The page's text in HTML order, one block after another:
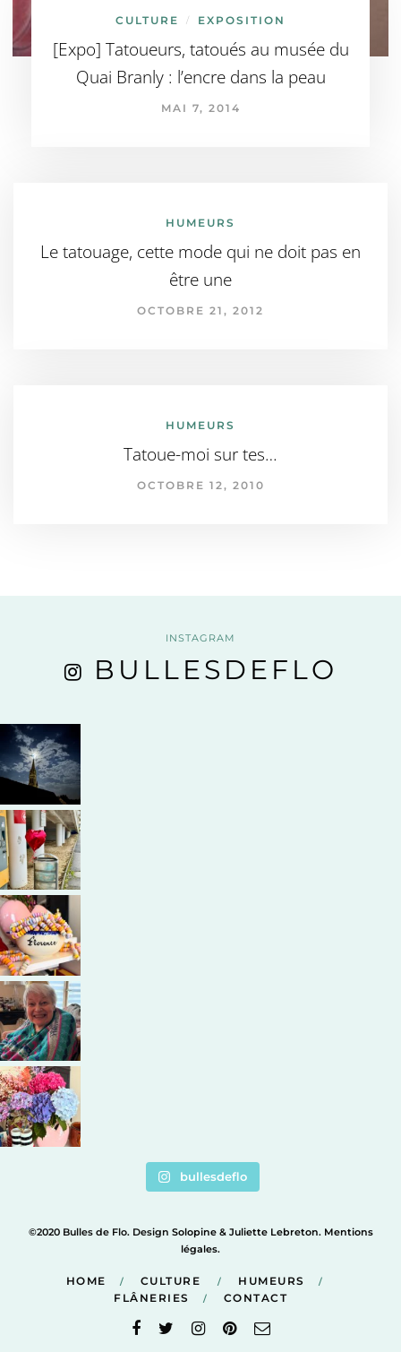
CULTURE / EXPOSITION
[Expo] Tatoueurs, tatoués au musée du
Quai Branly : l’encre dans la peau
MAI 7, 2014
HUMEURS
Le tatouage, cette mode qui ne doit pas en
être une
OCTOBRE 21, 2012
HUMEURS
Tatoue-moi sur tes…
OCTOBRE 12, 2010
INSTAGRAM
BULLESDEFLO
bullesdeflo
©2020 Bulles de Flo. Design Solopine& Juliette Lebreton. Mentions
légales.
HOME CULTURE
HUMEURS
FLÂNERIES
CONTACT